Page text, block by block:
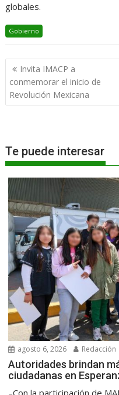
globales.
Gobierno
Navegación
de
entradas
Invita IMACP a
conmemorar el inicio de
Revolución Mexicana
Te puede interesar
agosto 6, 2026 Redacción
Autoridades brindan
ciudadanas en